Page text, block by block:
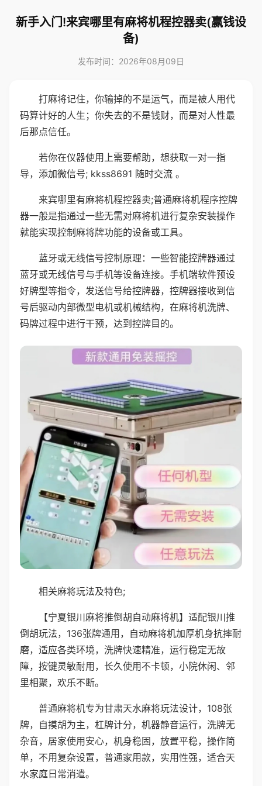
新手入门!来宾哪里有麻将机程控器卖(赢钱设
备)
发布时间：2026年08月09日
打麻将记住，你输掉的不是运气，而是被人用代
码算计好的人生；你失去的不是钱财，而是对人性最
后那点信任。
若你在仪器使用上需要帮助，想获取一对一指
导，添加微信号; kkss8691 随时交流 。
来宾哪里有麻将机程控器卖;普通麻将机程序控牌
器一般是指通过一些无需对麻将机进行复杂安装操作
就能实现控制麻将牌功能的设备或工具。
蓝牙或无线信号控制原理：一些智能控牌器通过
蓝牙或无线信号与手机等设备连接。手机端软件预设
好牌型等指令，发送信号给控牌器，控牌器接收到信
号后驱动内部微型电机或机械结构，在麻将机洗牌、
码牌过程中进行干预，达到控牌目的。
相关麻将玩法及特色;
【宁夏银川麻将推倒胡自动麻将机】适配银川推
倒胡玩法，136张牌通用，自动麻将机加厚机身抗摔耐
磨，适应各类环境，洗牌快速精准，运行稳定无故
障，按键灵敏耐用，长久使用不卡顿，小院休闲、邻
里相聚，欢乐不断。
普通麻将机专为甘肃天水麻将玩法设计，108张
牌，自摸胡为主，杠牌计分，机器静音运行，洗牌无
杂音，居家使用安心，机身稳固，放置平稳，操作简
单，不用复杂设置，普通家用款，实用性强，适合天
水家庭日常消遣。